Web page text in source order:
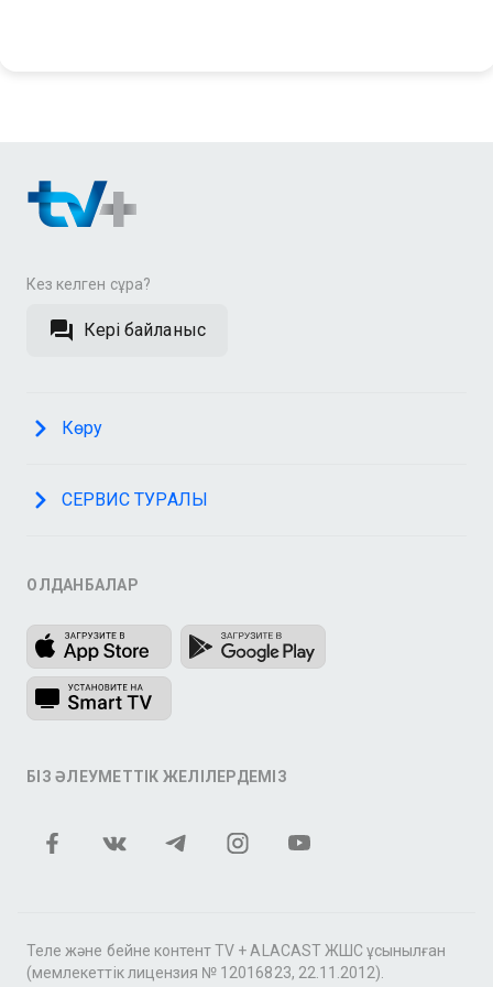
Кез келген сұрақ?
Кері байланыс
Көру
СЕРВИС ТУРАЛЫ
ҚОЛДАНБАЛАР
БІЗ ӘЛЕУМЕТТІК ЖЕЛІЛЕРДЕМІЗ
Теле және бейне контент TV + ALACAST ЖШС ұсынылған
(мемлекеттік лицензия № 12016823, 22.11.2012).